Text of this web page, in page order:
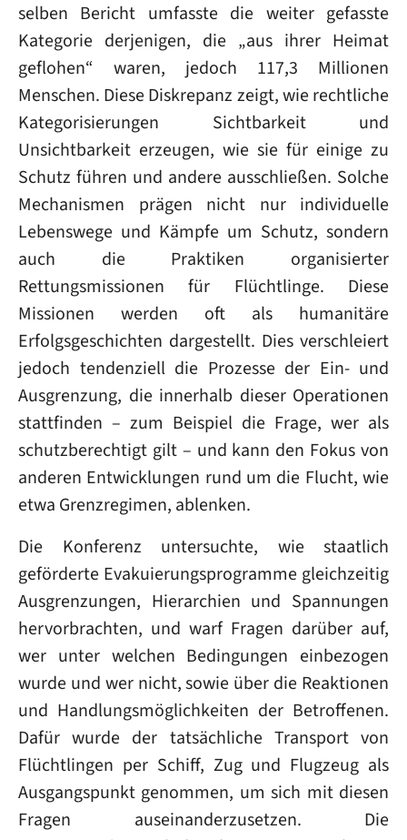
selben Bericht umfasste die weiter gefasste
Kategorie derjenigen, die „aus ihrer Heimat
geflohen“ waren, jedoch 117,3 Millionen
Menschen. Diese Diskrepanz zeigt, wie rechtliche
Kategorisierungen Sichtbarkeit und
Unsichtbarkeit erzeugen, wie sie für einige zu
Schutz führen und andere ausschließen. Solche
Mechanismen prägen nicht nur individuelle
Lebenswege und Kämpfe um Schutz, sondern
auch die Praktiken organisierter
Rettungsmissionen für Flüchtlinge. Diese
Missionen werden oft als humanitäre
Erfolgsgeschichten dargestellt. Dies verschleiert
jedoch tendenziell die Prozesse der Ein- und
Ausgrenzung, die innerhalb dieser Operationen
stattfinden – zum Beispiel die Frage, wer als
schutzberechtigt gilt – und kann den Fokus von
anderen Entwicklungen rund um die Flucht, wie
etwa Grenzregimen, ablenken.
Die Konferenz untersuchte, wie staatlich
geförderte Evakuierungsprogramme gleichzeitig
Ausgrenzungen, Hierarchien und Spannungen
hervorbrachten, und warf Fragen darüber auf,
wer unter welchen Bedingungen einbezogen
wurde und wer nicht, sowie über die Reaktionen
und Handlungsmöglichkeiten der Betroffenen.
Dafür wurde der tatsächliche Transport von
Flüchtlingen per Schiff, Zug und Flugzeug als
Ausgangspunkt genommen, um sich mit diesen
Fragen auseinanderzusetzen. Die